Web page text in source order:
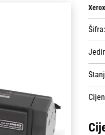
Xerox
Šifra: